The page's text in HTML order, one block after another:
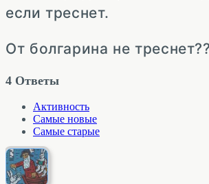
если треснет.
От болгарина не треснет??
4 Ответы
Активность
Самые новые
Самые старые